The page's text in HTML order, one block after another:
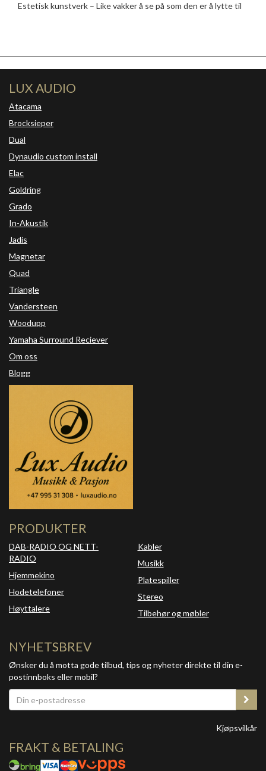
Estetisk kunstverk – Like vakker å se på som den er å lytte til
LUX AUDIO
Atacama
Brocksieper
Dual
Dynaudio custom install
Elac
Goldring
Grado
In-Akustik
Jadis
Magnetar
Quad
Triangle
Vandersteen
Woodupp
Yamaha Surround Reciever
Om oss
Blogg
PRODUKTER
DAB-RADIO OG NETT-
RADIO
Hjemmekino
Hodetelefoner
Høyttalere
Kabler
Musikk
Platespiller
Stereo
Tilbehør og møbler
NYHETSBREV
Ønsker du å motta gode tilbud, tips og nyheter direkte til din e-
postinnboks eller mobil?
Kjøpsvilkår
FRAKT & BETALING